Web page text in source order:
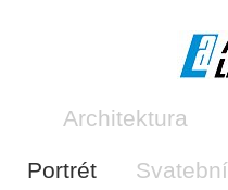
Architektura
Portrét Svatební